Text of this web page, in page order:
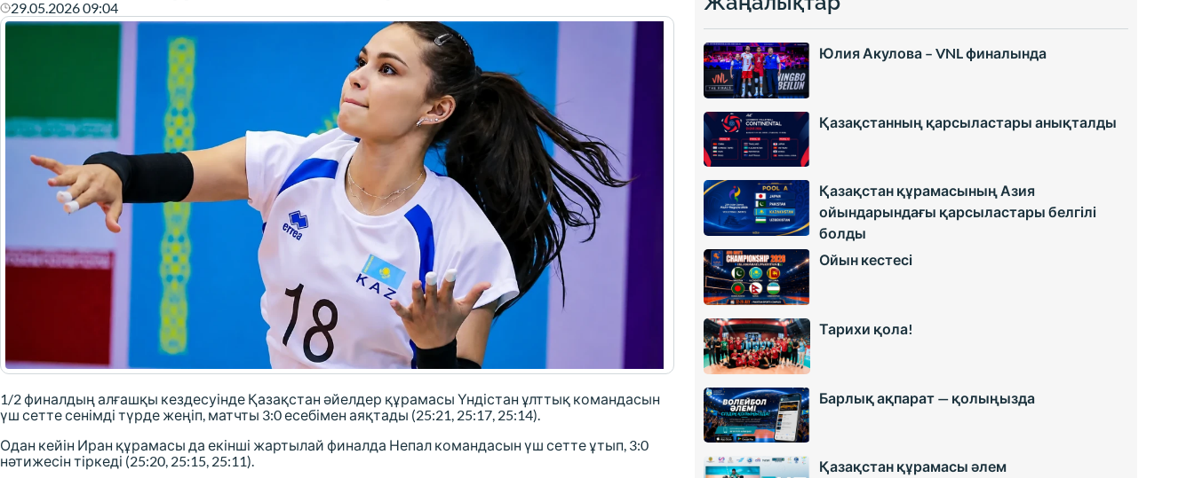
29.05.2026 09:04
1/2 финалдың алғашқы кездесуінде Қазақстан әйелдер құрамасы Үндістан ұлттық командасын
үш сетте сенімді түрде жеңіп, матчты 3:0 есебімен аяқтады (25:21, 25:17, 25:14).
Одан кейін Иран құрамасы да екінші жартылай финалда Непал командасын үш сетте ұтып, 3:0
нәтижесін тіркеді (25:20, 25:15, 25:11).
Юлия Акулова – VNL финалында
Қазақстанның қарсыластары анықталды
Қазақстан құрамасының Азия
ойындарындағы қарсыластары белгілі
болды
Ойын кестесі
Тарихи қола!
Барлық ақпарат — қолыңызда
Қазақстан құрамасы әлем